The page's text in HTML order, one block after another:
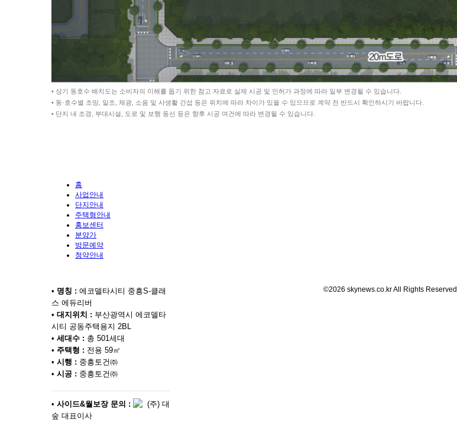
• 상기 동호수 배치도는 소비자의 이해를 돕기 위한 참고 자료로 실제 시공 및 인허가 과정에 따라 일부 변경될 수 있습니다.
• 동·호수별 조망, 일조, 채광, 소음 및 사생활 간섭 등은 위치에 따라 차이가 있을 수 있으므로 계약 전 반드시 확인하시기 바랍니다.
• 단지 내 조경, 부대시설, 도로 및 보행 동선 등은 향후 시공 여건에 따라 변경될 수 있습니다.
홈
사업안내
단지안내
주택형안내
홍보센터
분양가
방문예약
청약안내
• 명칭 : 에코델타시티 중흥S-클래
스 에듀리버
• 대지위치 : 부산광역시 에코델타
시티 공동주택용지 2BL
• 세대수 : 총 501세대
• 주택형 : 전용 59㎡
• 시행 : 중흥토건㈜
• 시공 : 중흥토건㈜
• 사이드&월보장 문의 :
(주) 대
숲 대표이사
©2026 skynews.co.kr All Rights Reserved.